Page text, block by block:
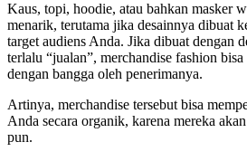
Kaus, topi, hoodie, atau bahkan masker
menarik, terutama jika desainnya dibuat
target audiens Anda. Jika dibuat dengan
terlalu “jualan”, merchandise fashion
dengan bangga oleh penerimanya.
Artinya, merchandise tersebut bisa
Anda secara organik, karena mereka
pun.